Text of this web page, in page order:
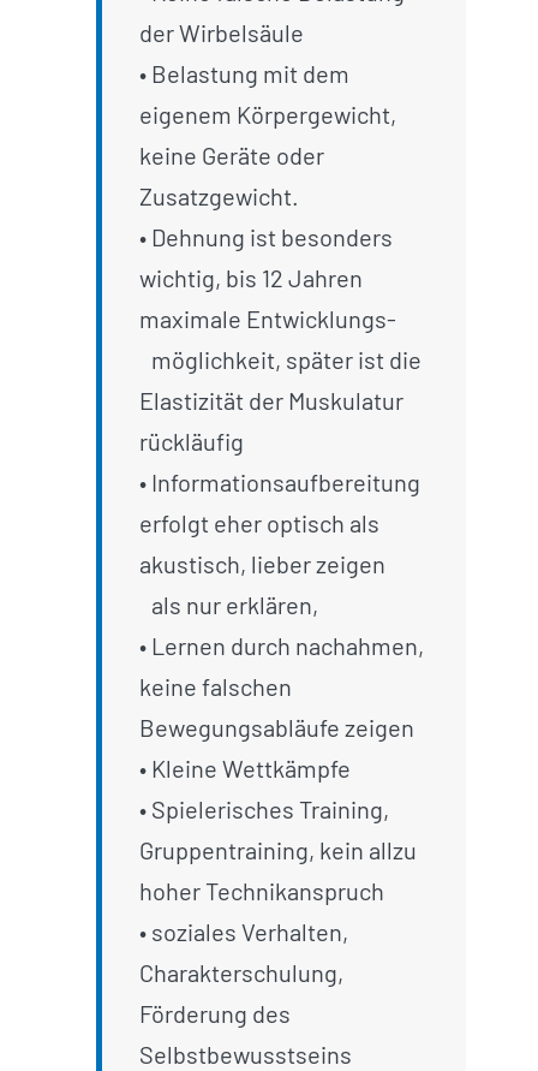
der Wirbelsäule
• Belastung mit dem
eigenem Körpergewicht,
keine Geräte oder
Zusatzgewicht.
• Dehnung ist besonders
wichtig, bis 12 Jahren
maximale Entwicklungs-
möglichkeit, später ist die
Elastizität der Muskulatur
rückläufig
• Informationsaufbereitung
erfolgt eher optisch als
akustisch, lieber zeigen
als nur erklären,
• Lernen durch nachahmen,
keine falschen
Bewegungsabläufe zeigen
• Kleine Wettkämpfe
• Spielerisches Training,
Gruppentraining, kein allzu
hoher Technikanspruch
• soziales Verhalten,
Charakterschulung,
Förderung des
Selbstbewusstseins